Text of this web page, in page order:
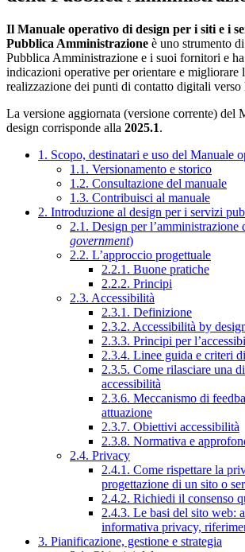
Il Manuale operativo di design per i siti e i
Pubblica Amministrazione è uno strumento
Pubblica Amministrazione e i suoi fornitori e
indicazioni operative per orientare e migliorare
realizzazione dei punti di contatto digitali verso
La versione aggiornata (versione corrente) del
design corrisponde alla 2025.1.
1. Scopo, destinatari e uso del Manuale
1.1. Versionamento e storico
1.2. Consultazione del manuale
1.3. Contribuisci al manuale
2. Introduzione al design per i servizi
2.1. Design per l’amministrazione
government)
2.2. L’approccio progettuale
2.2.1. Buone pratiche
2.2.2. Principi
2.3. Accessibilità
2.3.1. Definizione
2.3.2. Accessibilità by
2.3.3. Principi per
2.3.4. Linee guida e criteri
2.3.5. Come rilasciare una
accessibilità
2.3.6. Meccanismo di
attuazione
2.3.7. Obiettivi accessibilità
2.3.8. Normativa e
2.4. Privacy
2.4.1. Come rispettare la
progettazione di un sito o
2.4.2. Richiedi il consenso
2.4.3. Le basi del sito web:
informativa privacy,
3. Pianificazione, gestione e strategia